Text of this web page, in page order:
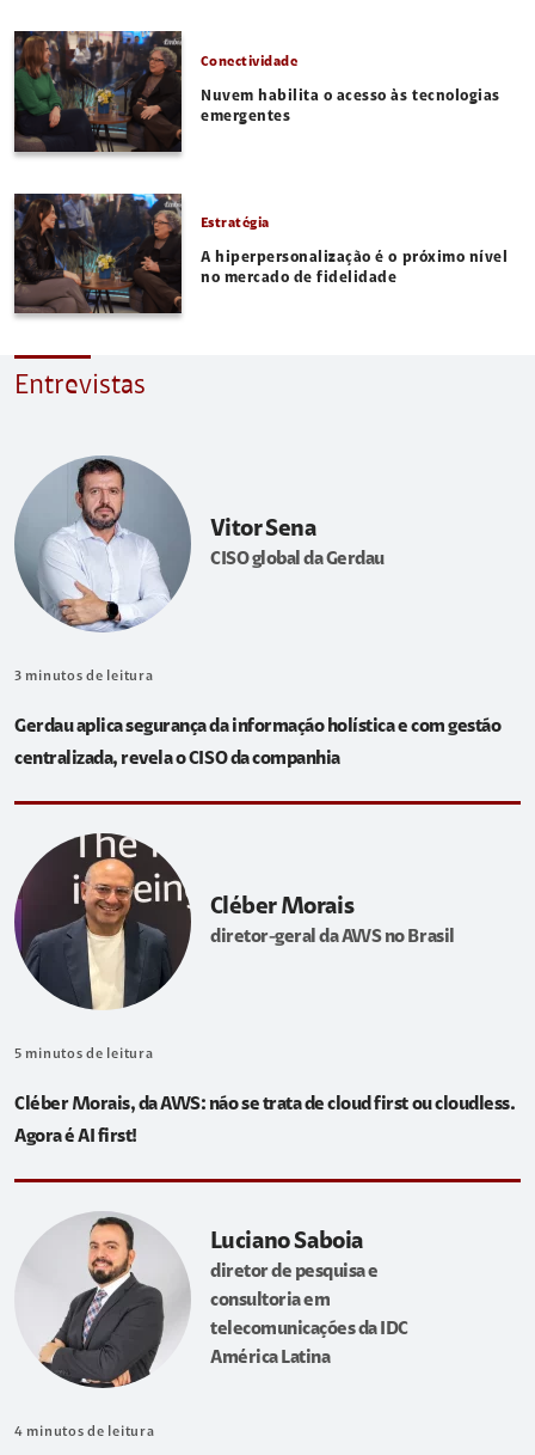
Conectividade
Nuvem habilita o acesso às tecnologias
emergentes
Estratégia
A hiperpersonalização é o próximo nível
no mercado de fidelidade
Entrevistas
Vitor Sena
CISO global da Gerdau
3 minutos de leitura
Gerdau aplica segurança da informação holística e com gestão
centralizada, revela o CISO da companhia
Cléber Morais
diretor-geral da AWS no Brasil
5 minutos de leitura
Cléber Morais, da AWS: não se trata de cloud first ou cloudless.
Agora é AI first!
Luciano Saboia
diretor de pesquisa e
consultoria em
telecomunicações da IDC
América Latina
4 minutos de leitura